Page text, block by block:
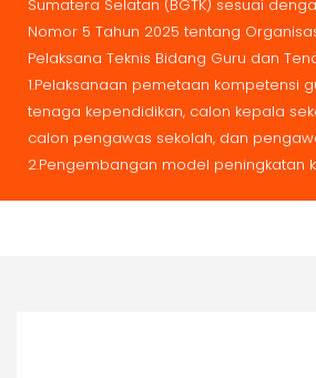
Sumatera Selatan (BGTK) sesuai
Nomor 5 Tahun 2025 tentang
Pelaksana Teknis Bidang Guru dan
1.Pelaksanaan pemetaan kompetensi
tenaga kependidikan, calon kepala
calon pengawas sekolah, dan
2.Pengembangan model peningkatan